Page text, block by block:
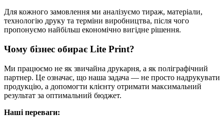
Для кожного замовлення ми аналізуємо тираж, матеріали,
технологію друку та терміни виробництва, після чого
пропонуємо найбільш економічно вигідне рішення.
Чому бізнес обирає Lite Print?
Ми працюємо не як звичайна друкарня, а як поліграфічний
партнер. Це означає, що наша задача — не просто надрукувати
продукцію, а допомогти клієнту отримати максимальний
результат за оптимальний бюджет.
Наші переваги: